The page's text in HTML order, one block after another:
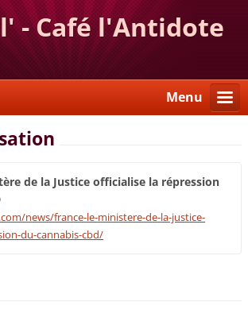
- Café l'Antidote
Menu
de la Justice officialise la répression
news/france-le-ministere-de-la-justice-
du-cannabis-cbd/